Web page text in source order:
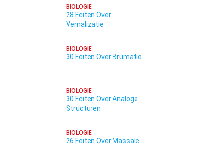
BIOLOGIE
28 Feiten Over
Vernalizatie
BIOLOGIE
30 Feiten Over Brumatie
BIOLOGIE
30 Feiten Over Analoge
Structuren
BIOLOGIE
26 Feiten Over Massale